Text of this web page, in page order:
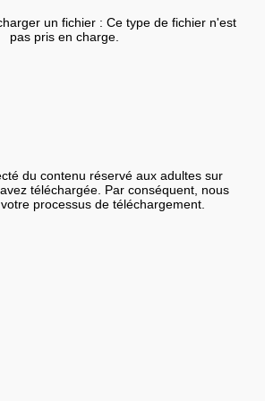
un fichier : Ce type de fichier n'est
pas pris en charge.
du contenu réservé aux adultes sur
téléchargée. Par conséquent, nous
processus de téléchargement.